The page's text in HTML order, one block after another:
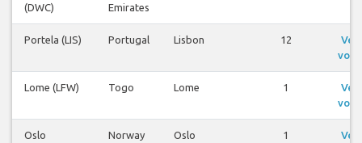
(DWC)
Emirates
Portela (LIS) Portugal Lisbon 12
Ver
voos
Lome (LFW) Togo Lome 1
Ver
voos
Oslo
Norway Oslo 1
Ver